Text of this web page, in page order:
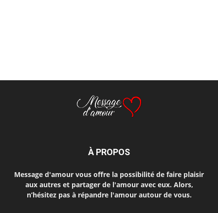
À PROPOS
Message d'amour vous offre la possibilité de faire plaisir
aux autres et partager de l'amour avec eux. Alors,
n’hésitez pas à répandre l'amour autour de vous.